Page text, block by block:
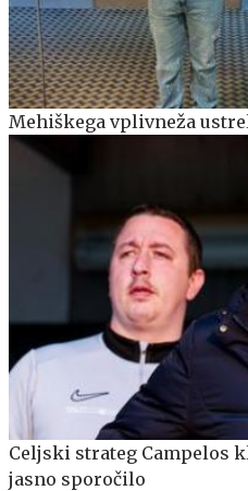
Mehiškega vplivneža
Celjski strateg Campelos
jasno sporočilo